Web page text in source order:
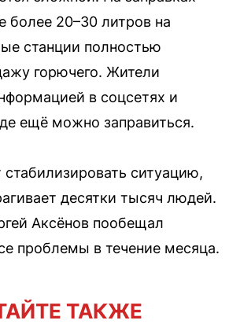
более 20–30 литров на
станции полностью
горючего. Жители
в соцсетях и
ещё можно заправиться.
ситуацию,
десятки тысяч людей.
Аксёнов пообещал
проблемы в течение месяца.
ТАКЖЕ